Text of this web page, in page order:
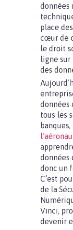
données
place
cœur de
le droit
ligne sur
des
données
tous les
données
donc un
C’est
de la
Vinci,
devenir